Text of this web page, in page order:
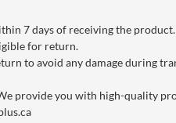
7 days of receiving the product.
for return.
to avoid any damage during
provide you with high-quality